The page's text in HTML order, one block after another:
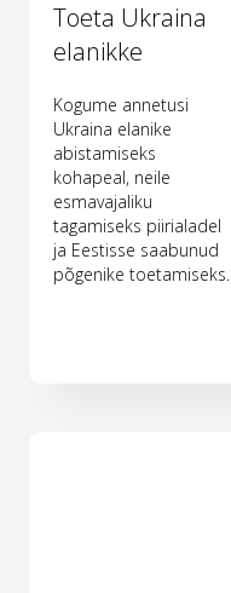
Toeta Ukraina
elanikke
Kogume annetusi
Ukraina elanike
abistamiseks
kohapeal, neile
esmavajaliku
tagamiseks piirialadel
ja Eestisse saabunud
põgenike toetamiseks.